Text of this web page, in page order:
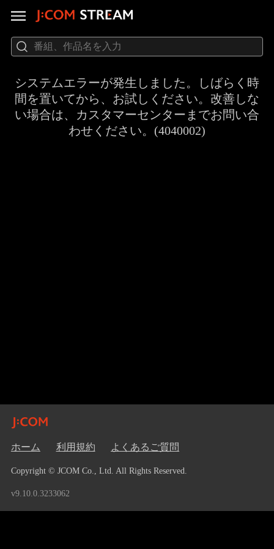
システムエラーが発生しました。しばらく時
間を置いてから、お試しください。改善しな
い場合は、カスタマーセンターまでお問い合
わせください。(4040002)
ホーム 利用規約 よくあるご質問
Copyright © JCOM Co., Ltd. All Rights Reserved.
v9.10.0.3233062